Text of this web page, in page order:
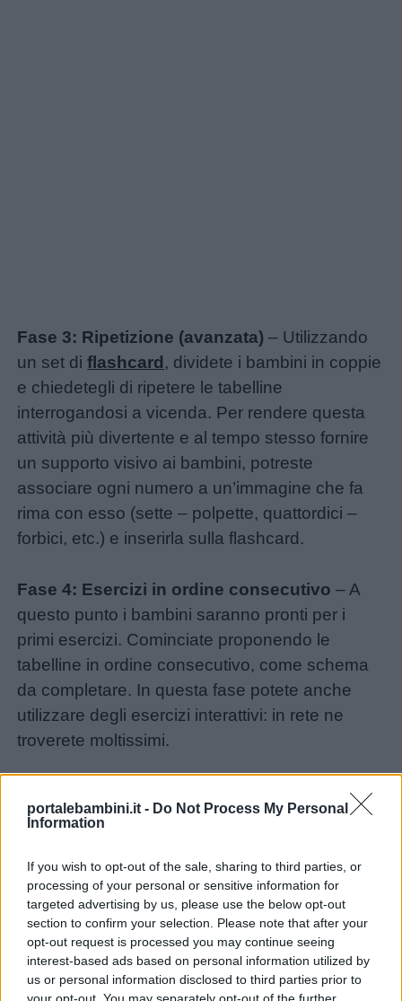
portalebambini.it - Do Not Process My Personal
Information
If you wish to opt-out of the sale, sharing to third parties, or
processing of your personal or sensitive information for
targeted advertising by us, please use the below opt-out
section to confirm your selection. Please note that after your
opt-out request is processed you may continue seeing
interest-based ads based on personal information utilized by
us or personal information disclosed to third parties prior to
Fase 3: Ripetizione (avanzata) – Utilizzando
un set diflashcard , dividete i bambini in coppie
e chiedetegli di ripetere le tabelline
interrogandosi a vicenda. Per rendere questa
attività più divertente e al tempo stesso fornire
un supporto visivo ai bambini, potreste
associare ogni numero a un’immagine che fa
rima con esso (sette – polpette, quattordici –
forbici, etc.) e inserirla sulla flashcard.
Fase 4: Esercizi in ordine consecutivo – A
questo punto i bambini saranno pronti per i
primi esercizi. Cominciate proponendo le
tabelline in ordine consecutivo, come schema
da completare. In questa fase potete anche
utilizzare degli esercizi interattivi: in rete ne
troverete moltissimi.
– Quando i
bambini saranno sufficientemente sicuri nel
potrete proporre degli esercizi in ordine sparso.
Anche in questa fase potete avvalervi degli
esercizi interattivi.
Fase 6: Consolidamento con il gioco– Per
consolidare la conoscenza delle tabelline,